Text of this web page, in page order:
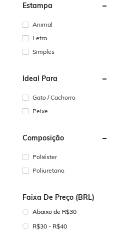
Estampa
Animal
Letra
Simples
Ideal Para
Gato / Cachorro
Peixe
Composição
Poliéster
Poliuretano
Faixa De Preço (BRL)
Abaixo de R$30
R$30 - R$40